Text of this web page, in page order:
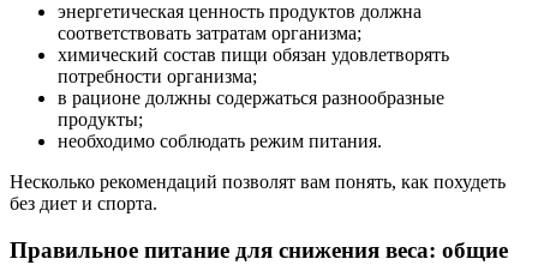
энергетическая ценность продуктов должна
соответствовать затратам организма;
химический состав пищи обязан удовлетворять
потребности организма;
в рационе должны содержаться разнообразные
продукты;
необходимо соблюдать режим питания.
Несколько рекомендаций позволят вам понять, как похудеть
без диет и спорта.
Правильное питание для снижения веса: общие